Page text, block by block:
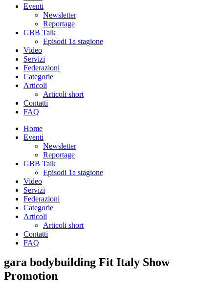
Eventi
Newsletter
Reportage
GBB Talk
Episodi 1a stagione
Video
Servizi
Federazioni
Categorie
Articoli
Articoli short
Contatti
FAQ
Home
Eventi
Newsletter
Reportage
GBB Talk
Episodi 1a stagione
Video
Servizi
Federazioni
Categorie
Articoli
Articoli short
Contatti
FAQ
gara bodybuilding Fit Italy Show
Promotion